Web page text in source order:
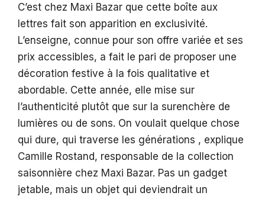
C’est chez Maxi Bazar que cette boîte aux
lettres fait son apparition en exclusivité.
L’enseigne, connue pour son offre variée et ses
prix accessibles, a fait le pari de proposer une
décoration festive à la fois qualitative et
abordable. Cette année, elle mise sur
l’authenticité plutôt que sur la surenchère de
lumières ou de sons. On voulait quelque chose
qui dure, qui traverse les générations , explique
Camille Rostand, responsable de la collection
saisonnière chez Maxi Bazar. Pas un gadget
jetable, mais un objet qui deviendrait un